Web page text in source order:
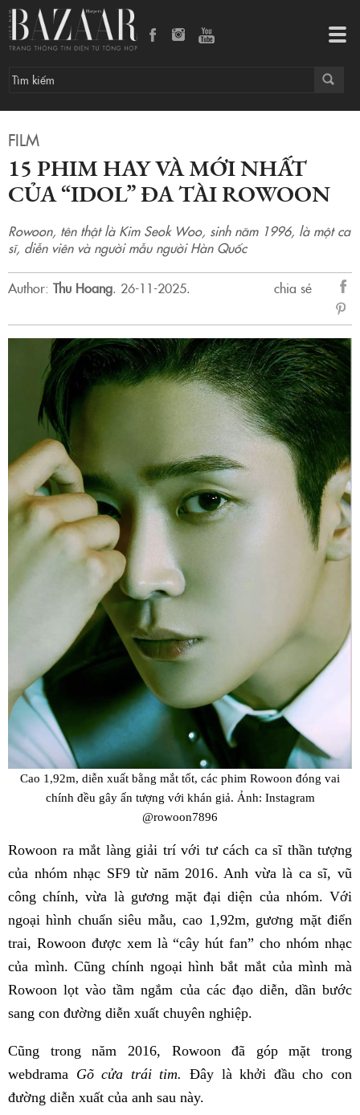
FILM
15 PHIM HAY VÀ MỚI NHẤT
CỦA “IDOL” ĐA TÀI ROWOON
Rowoon, tên thật là Kim Seok Woo, sinh năm 1996, là một ca
sĩ, diễn viên và người mẫu người Hàn Quốc
Author: Thu Hoang. 26-11-2025.
chia sẻ
sẻ
Cao 1,92m, diễn xuất bằng mắt tốt, các phim Rowoon đóng vai
chính đều gây ấn tượng với khán giả. Ảnh: Instagram
@rowoon7896
Rowoon ra mắt làng giải trí với tư cách ca sĩ thần tượng
của nhóm nhạc SF9 từ năm 2016. Anh vừa là ca sĩ, vũ
công chính, vừa là gương mặt đại diện của nhóm. Với
ngoại hình chuẩn siêu mẫu, cao 1,92m, gương mặt điển
trai, Rowoon được xem là “cây hút fan” cho nhóm nhạc
của mình. Cũng chính ngoại hình bắt mắt của mình mà
Rowoon lọt vào tầm ngắm của các đạo diễn, dần bước
sang con đường diễn xuất chuyên nghiệp.
Cũng trong năm 2016, Rowoon đã góp mặt trong
webdrama Gõ cửa trái tim. Đây là khởi đầu cho con
đường diễn xuất của anh sau này.
15 phim hay và mới nhất của “Idol” đa tài Rowoon